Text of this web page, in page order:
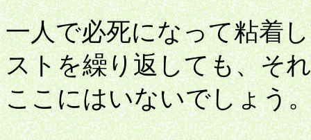
一人で必死になって粘着
ストを繰り返しても、そ
ここにはいないでしょう